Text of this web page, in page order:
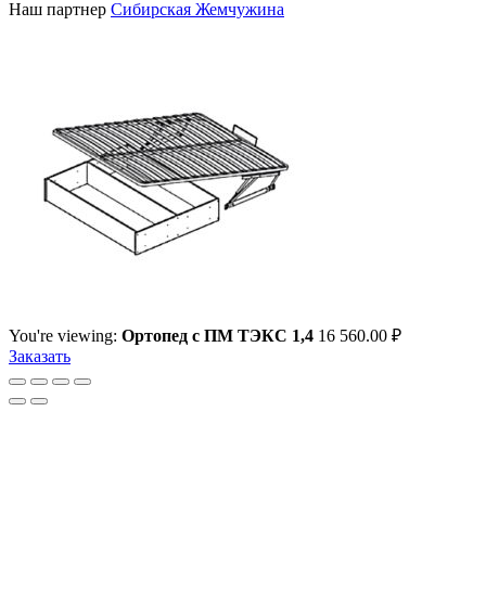
Наш партнер Сибирская Жемчужина
You're viewing: Ортопед с ПМ ТЭКС 1,4 16 560.00 ₽
Заказать